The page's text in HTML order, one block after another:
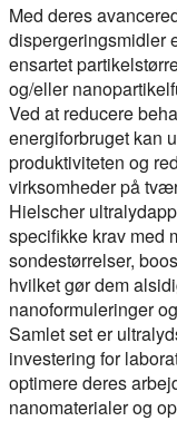
Med deres
dispergeringsmidler
ensartet
og/eller
Ved at reducere
energiforbruget kan
produktiviteten og
virksomheder på
Hielscher
specifikke krav med
sondestørrelser,
hvilket gør dem
nanoformuleringer
Samlet set er
investering for
optimere deres
nanomaterialer og